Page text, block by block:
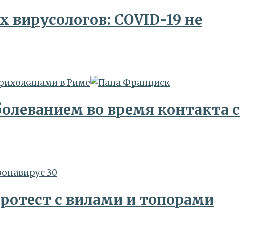
COVID-19 не
в Риме
во время контакта с
с вилами и топорами